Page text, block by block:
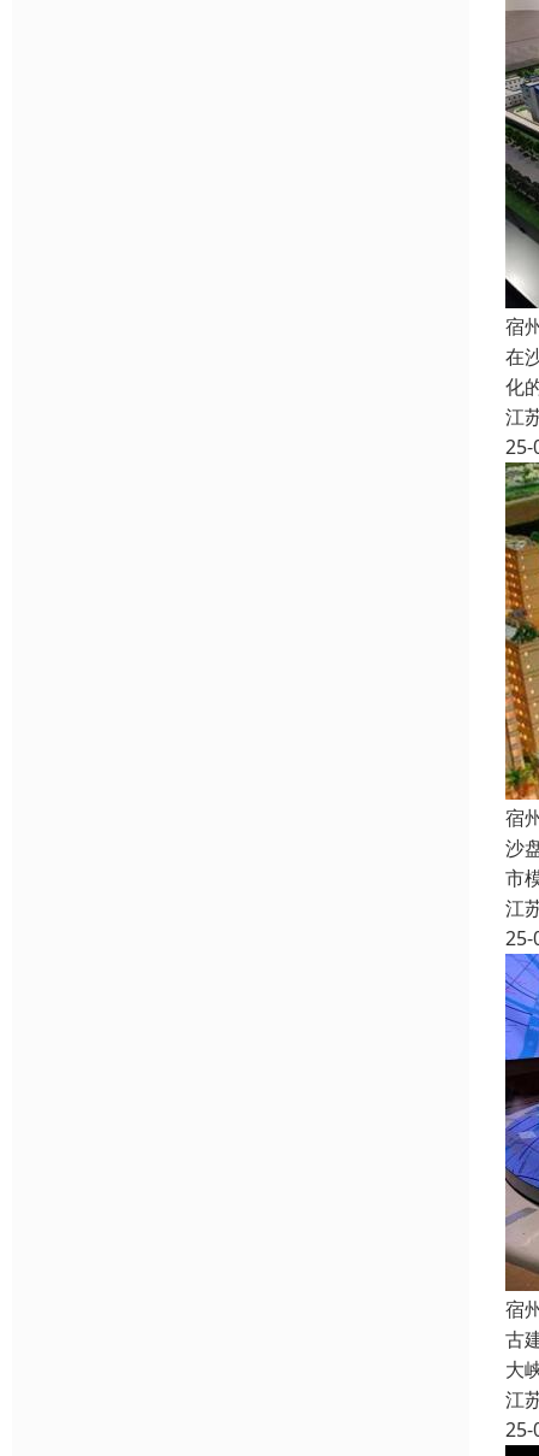
宿
在
化
江
25-
宿
沙
市
江
25-
宿
古
大
江
25-